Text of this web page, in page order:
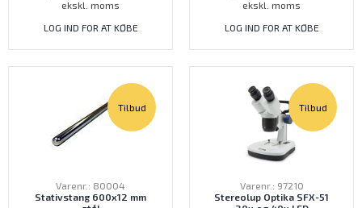
ekskl. moms
LOG IND FOR AT KØBE
ekskl. moms
LOG IND FOR AT KØBE
Tilbud
Varenr.: 80004
Stativstang 600x12 mm
Tilbud
Varenr.: 97210
Stereolup Optika SFX-51